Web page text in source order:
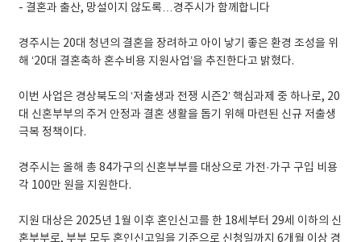
- 결혼과 출산, 망설이지 않도록…경주시가 함께합니다
경주시는 20대 청년의 결혼을 장려하고 아이 낳기 좋은 환경 조성을 위
해 ‘20대 결혼축하 혼수비용 지원사업’을 추진한다고 밝혔다.
이번 사업은 경상북도의 ‘저출생과 전쟁 시즌2’ 핵심과제 중 하나로, 20
대 신혼부부의 주거 안정과 결혼 생활을 돕기 위해 마련된 신규 저출생
극복 정책이다.
경주시는 올해 총 84가구의 신혼부부를 대상으로 가전·가구 구입 비용
각 100만 원을 지원한다.
지원 대상은 2025년 1월 이후 혼인신고를 한 18세부터 29세 이하의 신
혼부부로, 부부 모두 혼인신고일을 기준으로 신청일까지 6개월 이상 경